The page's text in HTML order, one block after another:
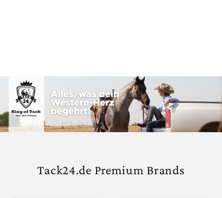
Tack24.de Premium Brands